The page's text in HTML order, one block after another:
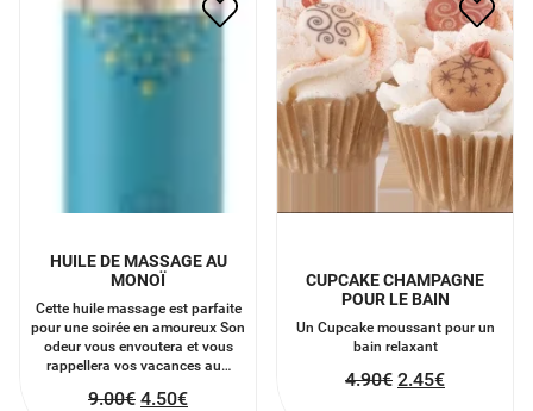
HUILE DE MASSAGE AU
MONOÏ
Cette huile massage est parfaite
pour une soirée en amoureux Son
odeur vous envoutera et vous
rappellera vos vacances au…
9.00€ 4.50€
CUPCAKE CHAMPAGNE
POUR LE BAIN
Un Cupcake moussant pour un
bain relaxant
4.90€ 2.45€